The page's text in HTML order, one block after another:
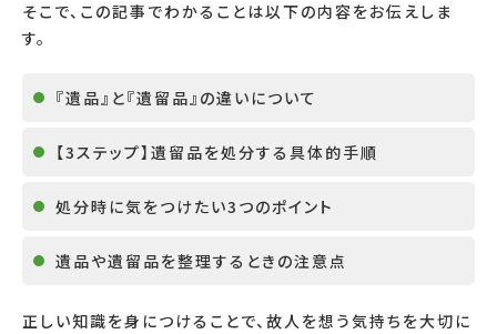
そこで、この記事でわかることは以下の内容をお伝えしま
す。
『遺品』と『遺留品』の違いについて
【3ステップ】遺留品を処分する具体的手順
処分時に気をつけたい3つのポイント
遺品や遺留品を整理するときの注意点
正しい知識を身につけることで、故人を想う気持ちを大切に